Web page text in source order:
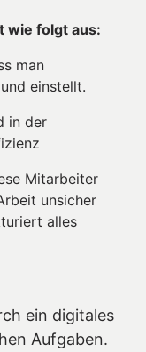
wie folgt aus:
man
einstellt.
in der
Mitarbeiter
unsicher
alles
ein digitales
Aufgaben.